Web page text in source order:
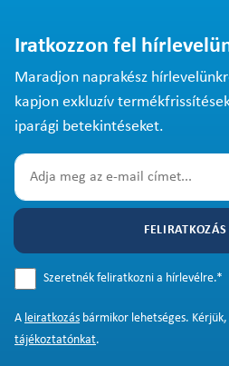
Iratkozzon fel
Maradjon naprakész
kapjon exkluzív
iparági betekintéseket.
FELIRATKOZÁS
Szeretnék feliratkozni a hírlevélre.*
A leiratkozás bármikor lehetséges. Kérjük,
tájékoztatónkat.